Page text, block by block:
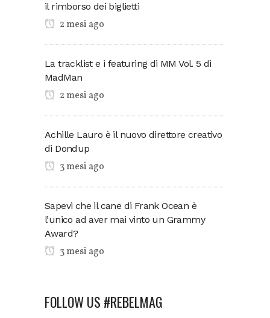
il rimborso dei biglietti
2 mesi ago
La tracklist e i featuring di MM Vol. 5 di
MadMan
2 mesi ago
Achille Lauro è il nuovo direttore creativo
di Dondup
3 mesi ago
Sapevi che il cane di Frank Ocean è
l’unico ad aver mai vinto un Grammy
Award?
3 mesi ago
FOLLOW US #REBELMAG